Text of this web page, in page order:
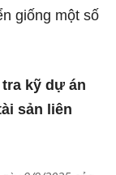
giống một số
kỹ dự án
sản liên